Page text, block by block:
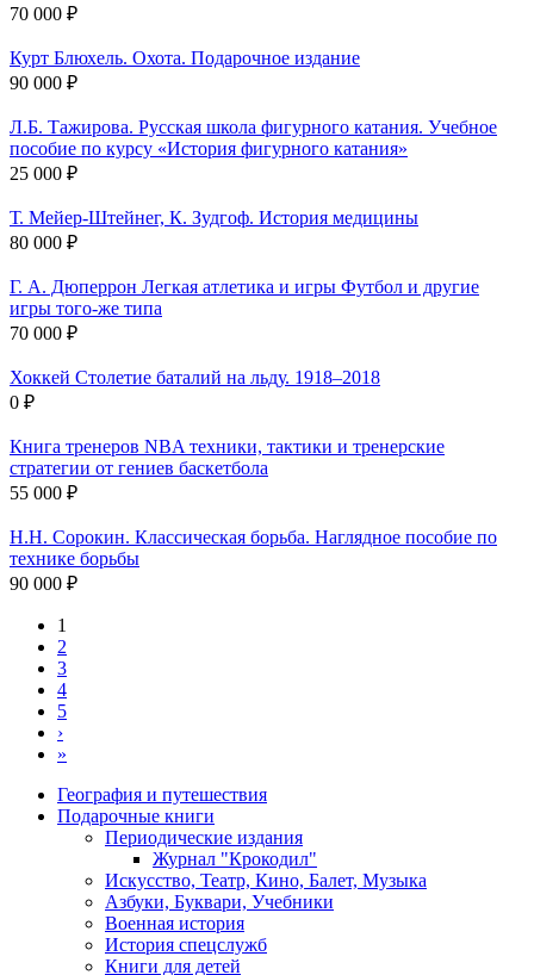
70 000 ₽
Курт Блюхель. Охота. Подарочное издание
90 000 ₽
Л.Б. Тажирова. Русская школа фигурного катания. Учебное
пособие по курсу «История фигурного катания»
25 000 ₽
Т. Мейер-Штейнег, К. Зудгоф. История медицины
80 000 ₽
Г. А. Дюперрон Легкая атлетика и игры Футбол и другие
игры того-же типа
70 000 ₽
Хоккей Столетие баталий на льду. 1918–2018
0 ₽
Книга тренеров NBA техники, тактики и тренерские
стратегии от гениев баскетбола
55 000 ₽
Н.Н. Сорокин. Классическая борьба. Наглядное пособие по
технике борьбы
90 000 ₽
Нумерация
страниц
1
2
3
4
5
›
страница
»
Разделы
каталога
География и путешествия
Подарочные книги
Периодические издания
Журнал "Крокодил"
Искусство, Театр, Кино, Балет, Музыка
Азбуки, Буквари, Учебники
Военная история
История спецслужб
Книги для детей